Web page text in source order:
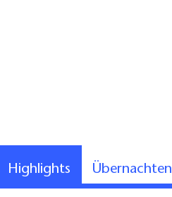
Highlights Übernachten